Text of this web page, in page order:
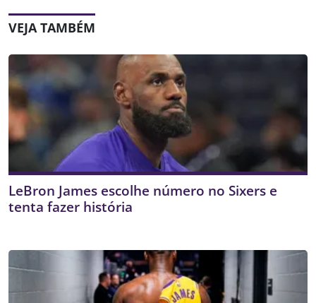
VEJA TAMBÉM
LeBron James escolhe número no Sixers e
tenta fazer história